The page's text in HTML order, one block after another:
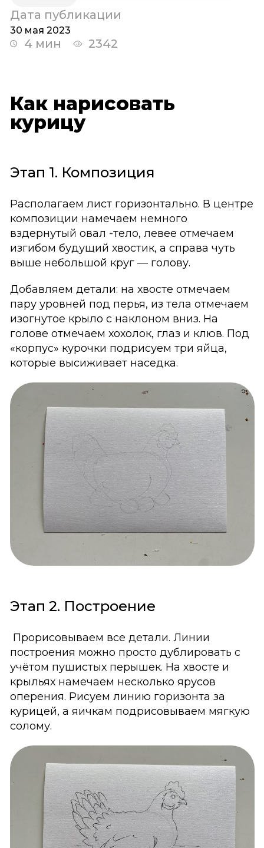
4 мин 2342
Дата публикации
30 мая 2023
Как нарисовать
курицу
Этап 1. Композиция
Располагаем лист горизонтально. В центре
композиции намечаем немного
вздернутый овал -тело, левее отмечаем
изгибом будущий хвостик, а справа чуть
выше небольшой круг — голову.
Добавляем детали: на хвосте отмечаем
пару уровней под перья, из тела отмечаем
изогнутое крыло с наклоном вниз. На
голове отмечаем хохолок, глаз и клюв. Под
«корпус» курочки подрисуем три яйца,
которые высиживает наседка.
Этап 2. Построение
Прорисовываем все детали. Линии
построения можно просто дублировать с
учётом пушистых перышек. На хвосте и
крыльях намечаем несколько ярусов
оперения. Рисуем линию горизонта за
курицей, а яичкам подрисовываем мягкую
солому.